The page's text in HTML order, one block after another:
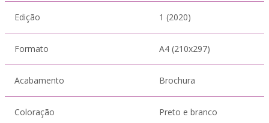
Edição 1 (2020)
Formato A4 (210x297)
Acabamento Brochura
Coloração Preto e branco